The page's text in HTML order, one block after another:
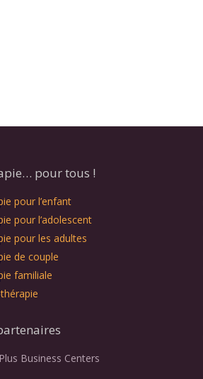
pour tous !
pour l’enfant
pour l’adolescent
pour les adultes
de couple
familiale
Business Centers